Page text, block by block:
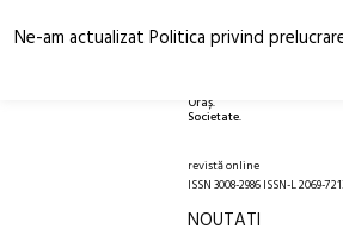
Oraș.
Societate.
revistă online
ISSN 3008-2986 ISSN-L 2069-
NOUTATI
Ne-am actualizat Politica privind